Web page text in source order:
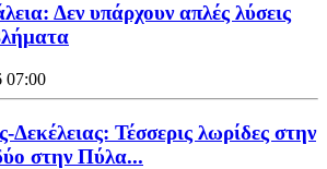
Δεν υπάρχουν απλές λύσεις
07:00
Τέσσερις λωρίδες στην
στην Πύλα...